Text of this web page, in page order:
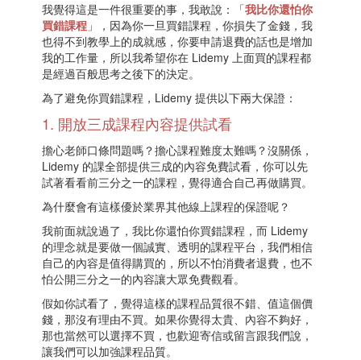
我覺得這是一件很重要的事，我敢說：「我比你還怕你
買錯課程 」，因為你一旦買錯課程，你損失了金錢，我
也得不到教學上的成就感，你要申請退費的話也是增加
我的工作量，所以我希望你在 Lidemy 上面買的課程都
是經過百般思考之後下的決定。
為了避免你買錯課程，Lidemy 提供以下兩大保證：
1. 開放三成課程內容提供試看
擔心老師口條問題嗎？擔心課程難度太難嗎？沒關係，
Lidemy 的課全部提供三成的內容免費試看，你可以先
試著看看前三分之一的課程，覺得適合自己再做購買。
為什麼會有這樣優於業界其他線上課程的保證呢？
我前面就說過了，我比你還怕你買錯課程，而 Lidemy
的理念就是要做一個誠實、透明的課程平台，我們相信
自己的內容是值得購買的，所以不怕消費者退費，也不
怕公開三分之一的內容讓大眾免費觀看。
假如你試看了，覺得這樣的課程品質很不錯、值這個價
錢，那沒有理由不買。如果你覺得太貴、內容不夠好，
那也當然可以選擇不買，也歡迎寄信或留言跟我們說，
讓我們可以加強課程品質。